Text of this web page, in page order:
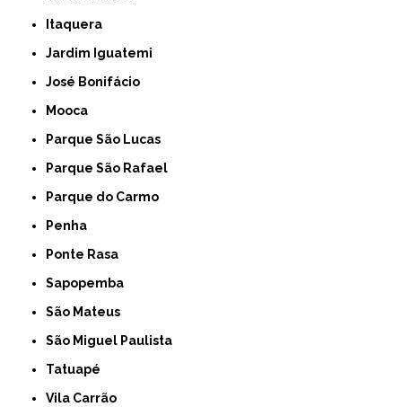
Itaquera
Jardim Iguatemi
José Bonifácio
Mooca
Parque São Lucas
Parque São Rafael
Parque do Carmo
Penha
Ponte Rasa
Sapopemba
São Mateus
São Miguel Paulista
Tatuapé
Vila Carrão